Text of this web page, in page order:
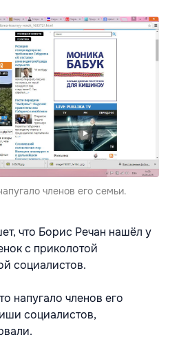
членов его семьи.
что Борис Речан нашёл у
с приколотой
социалистов.
напугало членов его
социалистов,